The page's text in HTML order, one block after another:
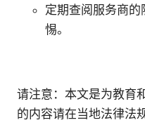
定期查阅服务商
惕。
请注意：本文是为教育
的内容请在当地法律法